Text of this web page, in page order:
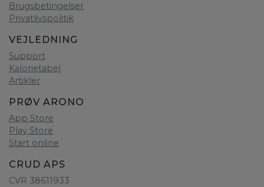
Brugsbetingelser
Privatlivspolitik
VEJLEDNING
Support
Kalorietabel
Artikler
PRØV ARONO
App Store
Play Store
Start online
CRUD APS
CVR 38611933